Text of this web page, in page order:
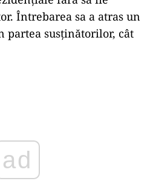
Întrebarea sa a atras un
partea susținătorilor, cât